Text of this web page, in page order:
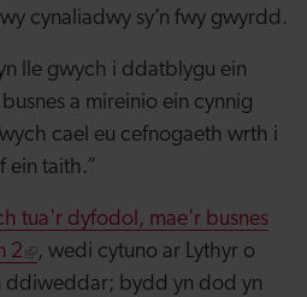
cynaliadwy sy’n fwy gwyrdd.
lle gwych i ddatblygu ein
a mireinio ein cynnig
cael eu cefnogaeth wrth i
ein taith.”
tua'r dyfodol, mae'r busnes
2
, wedi cytuno ar Lythyr o
ddiweddar; bydd yn dod yn